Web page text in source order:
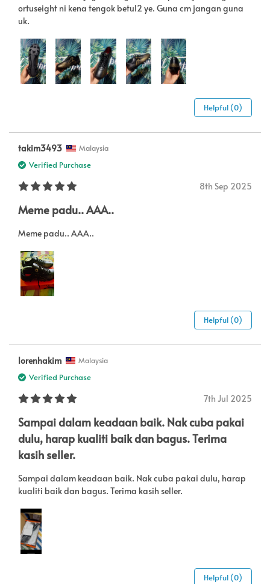
ortuseight ni kena tengok betul2 ye. Guna cm jangan guna
uk.
Helpful (0)
takim3493 Malaysia
Verified Purchase
8th Sep 2025
Meme padu.. AAA..
Meme padu.. AAA..
Helpful (0)
lorenhakim Malaysia
Verified Purchase
7th Jul 2025
Sampai dalam keadaan baik. Nak cuba pakai
dulu, harap kualiti baik dan bagus. Terima
kasih seller.
Sampai dalam keadaan baik. Nak cuba pakai dulu, harap
kualiti baik dan bagus. Terima kasih seller.
Helpful (0)